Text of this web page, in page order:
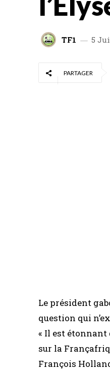
TF1 5
PARTAGER
Le président
question qui
« Il est étonnant
sur la
François